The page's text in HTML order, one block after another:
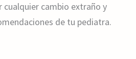
cambio extraño y
de tu pediatra.